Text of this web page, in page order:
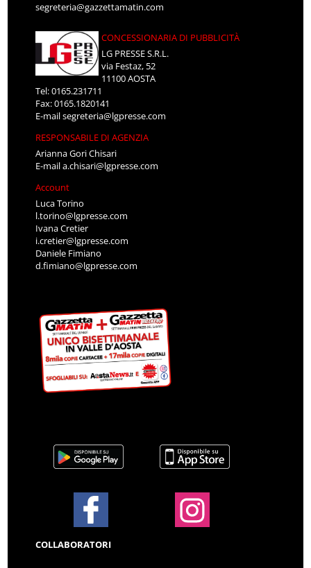
segreteria@gazzettamatin.com
CONCESSIONARIA DI PUBBLICITÀ
LG PRESSE S.R.L.
via Festaz, 52
11100 AOSTA
Tel: 0165.231711
Fax: 0165.1820141
E-mailsegreteria@lgpresse.com
RESPONSABILE DI AGENZIA
Arianna Gori Chisari
E-maila.chisari@lgpresse.com
Account
Luca Torino
l.torino@lgpresse.com
Ivana Cretier
i.cretier@lgpresse.com
Daniele Fimiano
d.fimiano@lgpresse.com
COLLABORATORI